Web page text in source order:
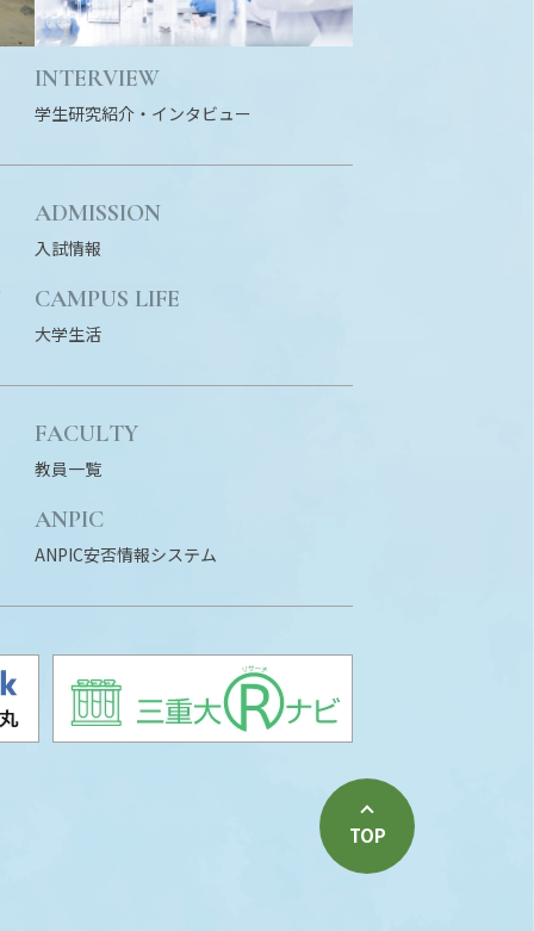
INTERVIEW
学生研究紹介・ インタビュー
ADMISSION
入試情報
CAMPUS LIFE
大学生活
FACULTY
教員一覧
ANPIC
ANPIC安否情報システム
TOP